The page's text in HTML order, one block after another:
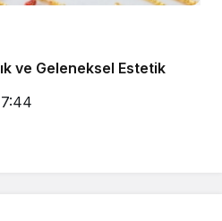
ve Geleneksel Estetik